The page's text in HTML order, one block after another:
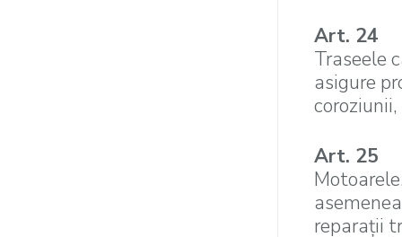
Art. 24
Traseele
asigure
Art. 25
reparaţii